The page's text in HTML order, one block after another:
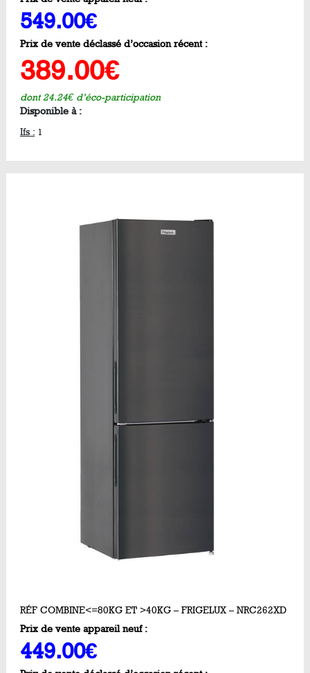
549.00€
Prix de vente déclassé d’occasion récent :
389.00€
dont 24.24€ d’éco-participation
Disponible à :
Ifs : 1
RÉF COMBINE<=80KG ET >40KG – FRIGELUX – NRC262XD
Prix de vente appareil neuf :
449.00€